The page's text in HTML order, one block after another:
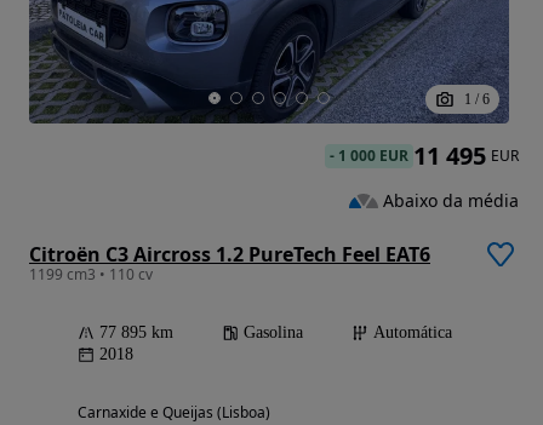
1 / 6
Citroën C3 Aircross 1.2 PureTech Feel EAT6
1199 cm3 • 110 cv
77 895 km Gasolina
Automática
2018
Carnaxide e Queijas (Lisboa)
- 1 000 EUR 11 495 EUR
Abaixo da média